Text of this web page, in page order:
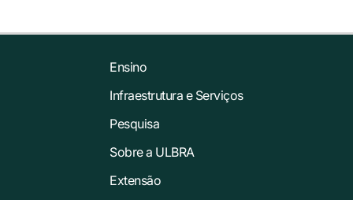
Ensino
Infraestrutura e Serviços
Pesquisa
Sobre a ULBRA
Extensão